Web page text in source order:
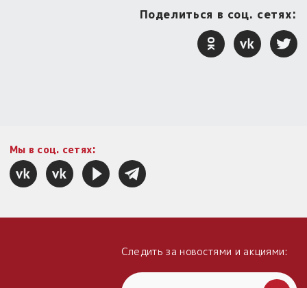
Поделиться в соц. сетях:
Мы в соц. сетях:
Следить за новостями и акциями: